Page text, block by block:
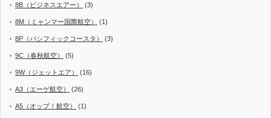
8B（ビジネスエアー） (3)
8M（ミャンマー国際航空） (1)
8P（パシフィックコースタ） (3)
9C（春秋航空） (5)
9W（ジェットエア） (16)
A3（エーゲ航空） (26)
A5（オップ！航空） (1)